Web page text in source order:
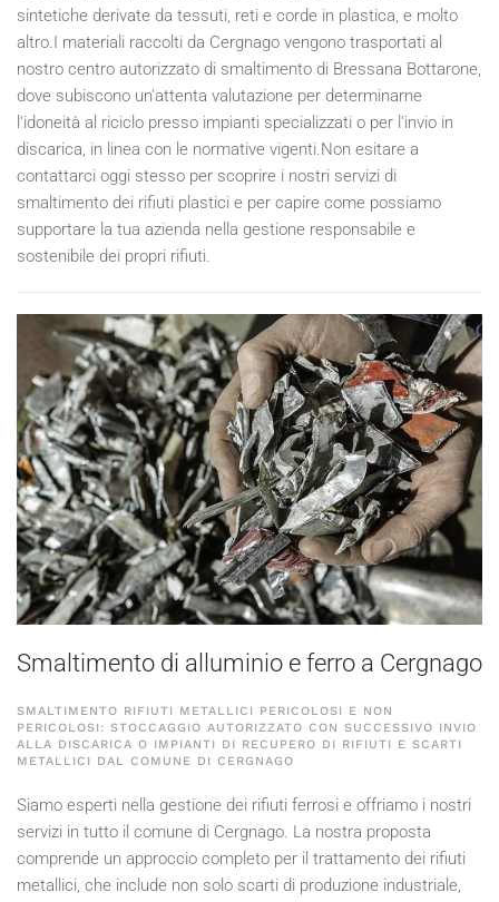
sintetiche derivate da tessuti, reti e corde in plastica, e molto
altro.I materiali raccolti da Cergnago vengono trasportati al
nostro centro autorizzato di smaltimento di Bressana Bottarone,
dove subiscono un'attenta valutazione per determinarne
l'idoneità al riciclo presso impianti specializzati o per l'invio in
discarica, in linea con le normative vigenti.Non esitare a
contattarci oggi stesso per scoprire i nostri servizi di
smaltimento dei rifiuti plastici e per capire come possiamo
supportare la tua azienda nella gestione responsabile e
sostenibile dei propri rifiuti.
Smaltimento di alluminio e ferro a Cergnago
SMALTIMENTO RIFIUTI METALLICI PERICOLOSI E NON
PERICOLOSI: STOCCAGGIO AUTORIZZATO CON SUCCESSIVO INVIO
ALLA DISCARICA O IMPIANTI DI RECUPERO DI RIFIUTI E SCARTI
METALLICI DAL COMUNE DI CERGNAGO
Siamo esperti nella gestione dei rifiuti ferrosi e offriamo i nostri
servizi in tutto il comune di Cergnago. La nostra proposta
comprende un approccio completo per il trattamento dei rifiuti
metallici, che include non solo scarti di produzione industriale,